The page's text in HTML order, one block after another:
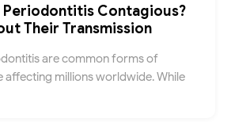
Periodontitis Contagious?
Their Transmission
are common forms of
affecting millions worldwide. While